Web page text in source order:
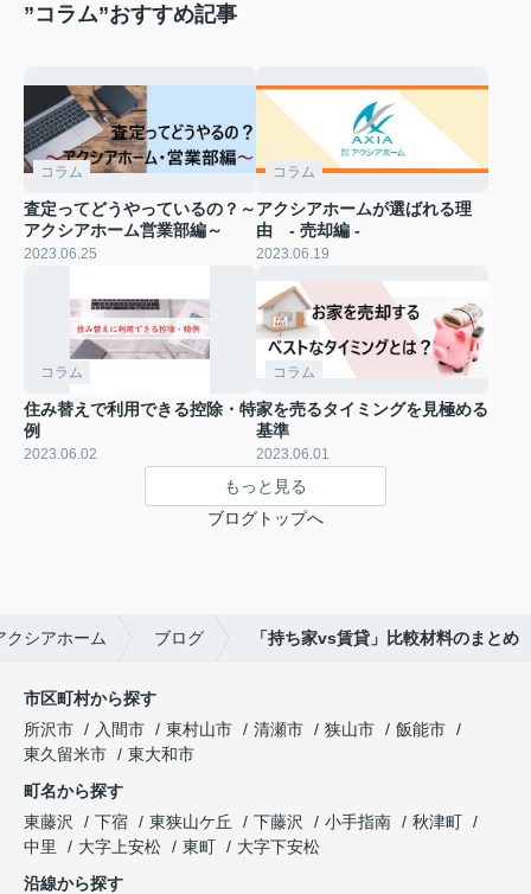
”コラム”おすすめ記事
コラム
査定ってどうやっているの？～
アクシアホーム営業部編～
2023.06.25
コラム
アクシアホームが選ばれる理
由 - 売却編 -
2023.06.19
コラム
住み替えで利用できる控除・特
例
2023.06.02
コラム
家を売るタイミングを見極める
基準
2023.06.01
もっと見る
ブログトップへ
クシアホーム ブログ 「持ち家vs賃貸」比較材料のまとめ
市区町村から探す
所沢市
入間市 東村山市 清瀬市 狭山市
飯能市
東久留米市
東大和市
町名から探す
東藤沢
下宿 東狭山ケ丘 下藤沢 小手指南
秋津町
中里
大字上安松 東町
大字下安松
沿線から探す